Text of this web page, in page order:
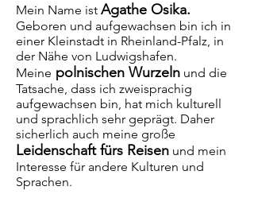
Mein Name ist Agathe Osika.
Geboren und aufgewachsen bin ich in
einer Kleinstadt in Rheinland-Pfalz, in
der Nähe von Ludwigshafen.
Meine polnischen Wurzeln und die
Tatsache, dass ich zweisprachig
aufgewachsen bin, hat mich kulturell
und sprachlich sehr geprägt. Daher
sicherlich auch meine große
Leidenschaft fürs Reisen und mein
Interesse für andere Kulturen und
Sprachen.